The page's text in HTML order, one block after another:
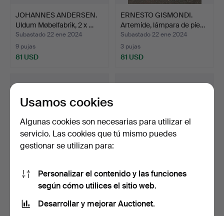
JOHANNES ANDERSEN.
Uldum Møbelfabrik, 2 x …
Subastado 22 ene 2024
9 pujas
81 USD
ERNESTO GISMONDI.
Artemide, lámpara de pie…
Subastado 22 ene 2024
3 pujas
81 USD
WOLFGANG FEIERBACH.
4 x carcasas de asient…
Subastado 22 ene 2024
Arflex, 3 x sillas con asiento
Subastado 22 ene 2024
Usamos cookies
Algunas cookies son necesarias para utilizar el
servicio. Las cookies que tú mismo puedes
gestionar se utilizan para:
Personalizar el contenido y las funciones
según cómo utilices el sitio web.
Desarrollar y mejorar Auctionet.